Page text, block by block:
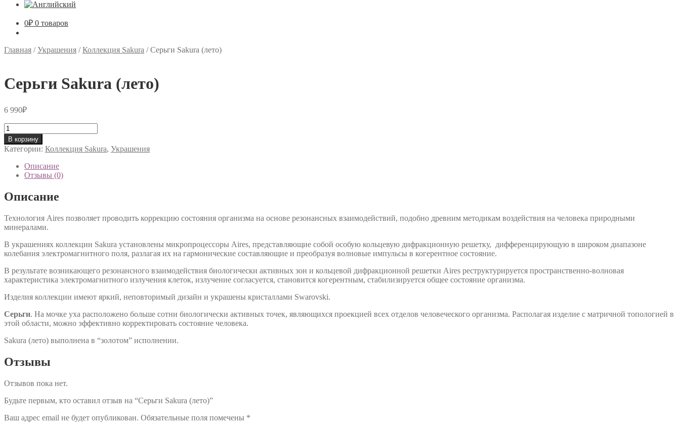
0₽ 0 товаров
Главная /Украшения /Коллекция Sakura /Серьги Sakura (лето)
Серьги Sakura (лето)
6 990₽
Количество
товара
Серьги
Sakura
(лето)
В корзину
Категории: Коллекция Sakura, Украшения
Описание
Отзывы (0)
Описание
Технология Aires позволяет проводить коррекцию состояния организма на основе резонансных взаимодействий, подобно древним методикам воздействия на человека природными
минералами.
В украшениях коллекции Sakura установлены микропроцессоры Aires, представляющие собой особую кольцевую дифракционную решетку, дифференцирующую в широком диапазоне
колебания электромагнитного поля, разлагая их на гармонические составляющие и преобразуя волновые импульсы в когерентное состояние.
В результате возникающего резонансного взаимодействия биологически активных зон и кольцевой дифракционной решетки Aires реструктурируется пространственно-волновая
характеристика электромагнитного излучения клеток, излучение согласуется, становится когерентным, стабилизируется общее состояние организма.
Изделия коллекции имеют яркий, неповторимый дизайн и украшены кристаллами Swarovski.
Серьги. На моч­ке уха рас­по­ло­же­но боль­ше сот­ни би­о­ло­ги­чес­ки ак­тив­ных то­чек, яв­ля­ю­щих­ся про­ек­ци­ей всех от­де­лов че­ло­ве­чес­ко­го ор­га­низ­ма. Располагая изделие с матричной топологией в
этой области, можно эффективно корректировать состояние человека.
Sakura (лето) выполнена в “золотом” исполнении.
Отзывы
Отзывов пока нет.
Будьте первым, кто оставил отзыв на “Серьги Sakura (лето)”
Ваш адрес email не будет опубликован. Обязательные поля помечены *